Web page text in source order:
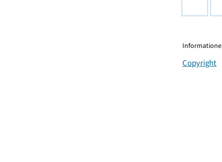
Copyright